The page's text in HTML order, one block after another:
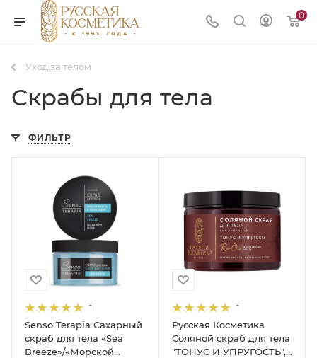
0
Уход за телом
Скрабы для тела
ФИЛЬТР
1
Senso Terapia Сахарный
скраб для тела «Sea
Breeze»/«Морской
1
Русская Косметика
Соляной скраб для тела
"ТОНУС И УПРУГОСТЬ",